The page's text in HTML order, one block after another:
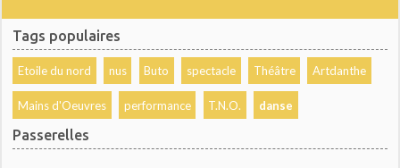
Tags populaires
Etoile du nord nus Buto spectacle Théâtre Artdanthe
Mains d'Oeuvres performance T.N.O. danse
Passerelles